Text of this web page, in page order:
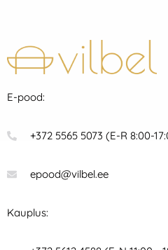
E-pood:
+372 5565 5073 (E-R 8:00-
epood@vilbel.ee
Kauplus: